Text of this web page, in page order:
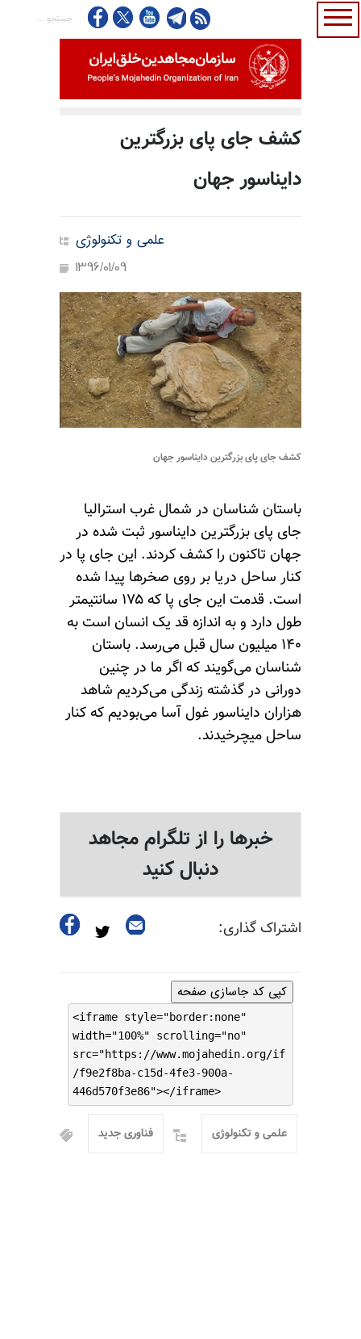
کشف جای پای بزرگترین
دایناسور جهان
علمی و تکنولوژی
1396/01/09
کشف جای پای بزرگترین دایناسور جهان
باستان شناسان در شمال غرب استرالیا
جای پای بزرگترین دایناسور ثبت شده در
جهان تاکنون را کشف کردند. این جای پا در
کنار ساحل دریا بر روی صخرها پیدا شده
است. قدمت این جای پا که ۱۷۵ سانتیمتر
طول دارد و به اندازه قد یک انسان است به
۱۴۰ میلیون سال قبل می‌رسد. باستان
شناسان می‌گویند که اگر ما در چنین
دورانی در گذشته زندگی می‌کردیم شاهد
هزاران دایناسور غول آسا می‌بودیم که کنار
ساحل میچرخیدند.
خبرها را از تلگرام مجاهد
دنبال کنید
اشتراک گذاری:
کپی کد جاسازی صفحه
<iframe style="border:none"
width="100%" scrolling="no"
src="https://www.mojahedin.org/if
/f9e2f8ba-c15d-4fe3-900a-
446d570f3e86"></iframe>
فناوری جدید علمی و تکنولوژی